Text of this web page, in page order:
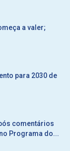
a valer;
para 2030 de
comentários
Programa do...